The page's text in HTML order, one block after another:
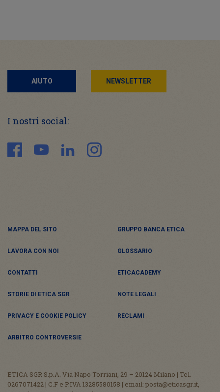
AIUTO NEWSLETTER
I nostri social:
MAPPA DEL SITO GRUPPO BANCA ETICA
LAVORA CON NOI GLOSSARIO
CONTATTI ETICACADEMY
STORIE DI ETICA SGR NOTE LEGALI
PRIVACY E COOKIE POLICY RECLAMI
ARBITRO CONTROVERSIE
ETICA SGR S.p.A. Via Napo Torriani, 29 – 20124 Milano | Tel.
0267071422 | C.F e P.IVA 13285580158 | email: posta@eticasgr.it,